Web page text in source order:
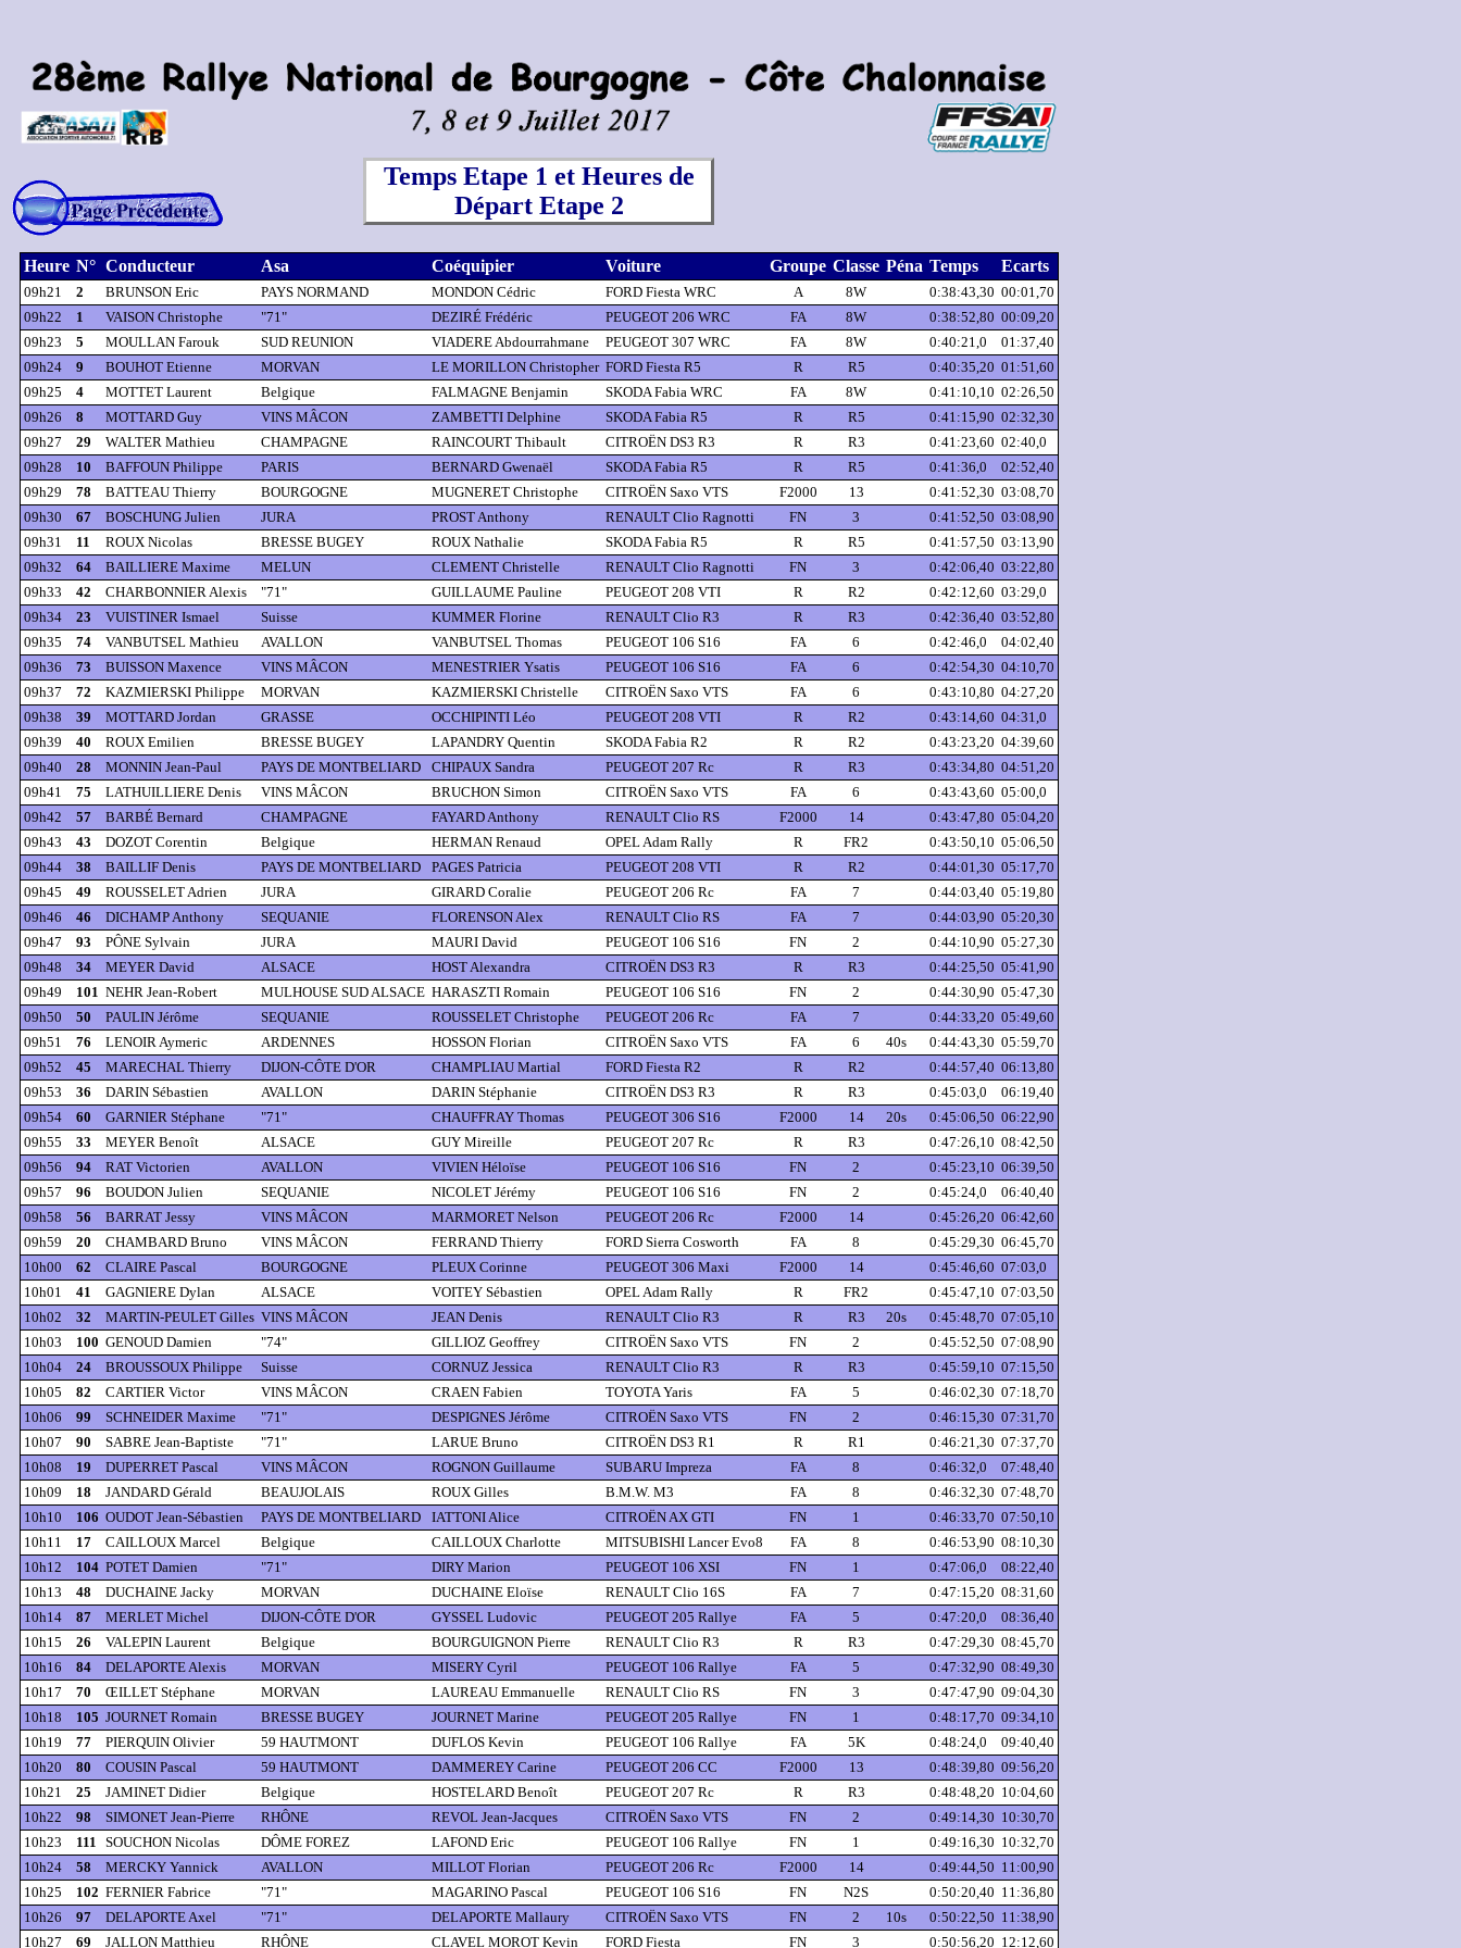
Temps Etape 1 et Heures de
Départ Etape 2
Heure N° Conducteur Asa Coéquipier Voiture Groupe Classe Péna Temps Ecarts
09h21 2 BRUNSON Eric PAYS NORMAND MONDON Cédric FORD Fiesta WRC A 8W 0:38:43,30 00:01,70
09h22
1 VAISON Christophe "71" DEZIRÉ Frédéric PEUGEOT 206 WRC FA 8W 0:38:52,80 00:09,20
09h23
5 MOULLAN Farouk SUD REUNION VIADERE Abdourrahmane PEUGEOT 307 WRC FA 8W 0:40:21,0
01:37,40
09h24
9 BOUHOT Etienne MORVAN LE MORILLON Christopher FORD Fiesta R5 R R5 0:40:35,20 01:51,60
09h25
4 MOTTET Laurent Belgique FALMAGNE Benjamin SKODA Fabia WRC FA 8W 0:41:10,10 02:26,50
09h26
8 MOTTARD Guy VINS MÂCON ZAMBETTI Delphine SKODA Fabia R5 R R5 0:41:15,90 02:32,30
09h27
29 WALTER Mathieu CHAMPAGNE RAINCOURT Thibault CITROËN DS3 R3 R R3 0:41:23,60 02:40,0
09h28
10 BAFFOUN Philippe PARIS BERNARD Gwenaël SKODA Fabia R5 R R5 0:41:36,0
02:52,40
09h29
78 BATTEAU Thierry BOURGOGNE MUGNERET Christophe CITROËN Saxo VTS F2000 13 0:41:52,30 03:08,70
09h30
67 BOSCHUNG Julien JURA PROST Anthony RENAULT Clio Ragnotti FN 3 0:41:52,50 03:08,90
09h31
11 ROUX Nicolas BRESSE BUGEY ROUX Nathalie SKODA Fabia R5 R R5 0:41:57,50 03:13,90
09h32
64 BAILLIERE Maxime MELUN CLEMENT Christelle RENAULT Clio Ragnotti FN 3 0:42:06,40 03:22,80
09h33
42 CHARBONNIER Alexis "71" GUILLAUME Pauline PEUGEOT 208 VTI R R2 0:42:12,60 03:29,0
09h34
23 VUISTINER Ismael Suisse KUMMER Florine RENAULT Clio R3 R R3 0:42:36,40 03:52,80
09h35
74 VANBUTSEL Mathieu AVALLON VANBUTSEL Thomas PEUGEOT 106 S16 FA 6 0:42:46,0
04:02,40
09h36
73 BUISSON Maxence VINS MÂCON MENESTRIER Ysatis PEUGEOT 106 S16 FA 6 0:42:54,30 04:10,70
09h37
72 KAZMIERSKI Philippe MORVAN KAZMIERSKI Christelle CITROËN Saxo VTS FA 6 0:43:10,80 04:27,20
09h38
39 MOTTARD Jordan GRASSE OCCHIPINTI Léo PEUGEOT 208 VTI R R2 0:43:14,60 04:31,0
09h39
40 ROUX Emilien BRESSE BUGEY LAPANDRY Quentin SKODA Fabia R2 R R2 0:43:23,20 04:39,60
09h40
28 MONNIN Jean-Paul PAYS DE MONTBELIARD CHIPAUX Sandra PEUGEOT 207 Rc R R3 0:43:34,80 04:51,20
09h41
75 LATHUILLIERE Denis VINS MÂCON BRUCHON Simon CITROËN Saxo VTS FA 6 0:43:43,60 05:00,0
09h42
57 BARBÉ Bernard CHAMPAGNE FAYARD Anthony RENAULT Clio RS F2000 14 0:43:47,80 05:04,20
09h43
43 DOZOT Corentin Belgique HERMAN Renaud OPEL Adam Rally R FR2 0:43:50,10 05:06,50
09h44
38 BAILLIF Denis PAYS DE MONTBELIARD PAGES Patricia PEUGEOT 208 VTI R R2 0:44:01,30 05:17,70
09h45
49 ROUSSELET Adrien JURA GIRARD Coralie PEUGEOT 206 Rc FA 7 0:44:03,40 05:19,80
09h46
46 DICHAMP Anthony SEQUANIE FLORENSON Alex RENAULT Clio RS FA 7 0:44:03,90 05:20,30
09h47
93 PÔNE Sylvain JURA MAURI David PEUGEOT 106 S16 FN 2 0:44:10,90 05:27,30
09h48
34 MEYER David ALSACE HOST Alexandra CITROËN DS3 R3 R R3 0:44:25,50 05:41,90
09h49
101 NEHR Jean-Robert MULHOUSE SUD ALSACE HARASZTI Romain PEUGEOT 106 S16 FN 2 0:44:30,90 05:47,30
09h50
50 PAULIN Jérôme SEQUANIE ROUSSELET Christophe PEUGEOT 206 Rc FA 7 0:44:33,20 05:49,60
09h51
76 LENOIR Aymeric ARDENNES HOSSON Florian CITROËN Saxo VTS FA 6 40s 0:44:43,30 05:59,70
09h52
45 MARECHAL Thierry DIJON-CÔTE D'OR CHAMPLIAU Martial FORD Fiesta R2 R R2 0:44:57,40 06:13,80
09h53
36 DARIN Sébastien AVALLON DARIN Stéphanie CITROËN DS3 R3 R R3 0:45:03,0
06:19,40
09h54
60 GARNIER Stéphane "71" CHAUFFRAY Thomas PEUGEOT 306 S16 F2000 14 20s 0:45:06,50 06:22,90
09h55
33 MEYER Benoît ALSACE GUY Mireille PEUGEOT 207 Rc R R3 0:47:26,10 08:42,50
09h56
94 RAT Victorien AVALLON VIVIEN Héloïse PEUGEOT 106 S16 FN 2 0:45:23,10 06:39,50
09h57
96 BOUDON Julien SEQUANIE NICOLET Jérémy PEUGEOT 106 S16 FN 2 0:45:24,0
06:40,40
09h58
56 BARRAT Jessy VINS MÂCON MARMORET Nelson PEUGEOT 206 Rc F2000 14 0:45:26,20 06:42,60
09h59
20 CHAMBARD Bruno VINS MÂCON FERRAND Thierry FORD Sierra Cosworth FA 8 0:45:29,30 06:45,70
10h00
62 CLAIRE Pascal BOURGOGNE PLEUX Corinne PEUGEOT 306 Maxi F2000 14 0:45:46,60 07:03,0
10h01
41 GAGNIERE Dylan ALSACE VOITEY Sébastien OPEL Adam Rally R FR2 0:45:47,10 07:03,50
10h02
32 MARTIN-PEULET Gilles VINS MÂCON JEAN Denis RENAULT Clio R3 R R3 20s 0:45:48,70 07:05,10
10h03
100 GENOUD Damien "74" GILLIOZ Geoffrey CITROËN Saxo VTS FN 2 0:45:52,50 07:08,90
10h04
24 BROUSSOUX Philippe Suisse CORNUZ Jessica RENAULT Clio R3 R R3 0:45:59,10 07:15,50
10h05
82 CARTIER Victor VINS MÂCON CRAEN Fabien TOYOTA Yaris FA 5 0:46:02,30 07:18,70
10h06
99 SCHNEIDER Maxime "71" DESPIGNES Jérôme CITROËN Saxo VTS FN 2 0:46:15,30 07:31,70
10h07
90 SABRE Jean-Baptiste "71" LARUE Bruno CITROËN DS3 R1 R R1 0:46:21,30 07:37,70
10h08
19 DUPERRET Pascal VINS MÂCON ROGNON Guillaume SUBARU Impreza FA 8 0:46:32,0
07:48,40
10h09
18 JANDARD Gérald BEAUJOLAIS ROUX Gilles B.M.W. M3 FA 8 0:46:32,30 07:48,70
10h10
106 OUDOT Jean-Sébastien PAYS DE MONTBELIARD IATTONI Alice CITROËN AX GTI FN 1 0:46:33,70 07:50,10
10h11
17 CAILLOUX Marcel Belgique CAILLOUX Charlotte MITSUBISHI Lancer Evo8 FA 8 0:46:53,90 08:10,30
10h12
104 POTET Damien "71" DIRY Marion PEUGEOT 106 XSI FN 1 0:47:06,0
08:22,40
10h13
48 DUCHAINE Jacky MORVAN DUCHAINE Eloïse RENAULT Clio 16S FA 7 0:47:15,20 08:31,60
10h14
87 MERLET Michel DIJON-CÔTE D'OR GYSSEL Ludovic PEUGEOT 205 Rallye FA 5 0:47:20,0
08:36,40
10h15
26 VALEPIN Laurent Belgique BOURGUIGNON Pierre RENAULT Clio R3 R R3 0:47:29,30 08:45,70
10h16
84 DELAPORTE Alexis MORVAN MISERY Cyril PEUGEOT 106 Rallye FA 5 0:47:32,90 08:49,30
10h17
70 ŒILLET Stéphane MORVAN LAUREAU Emmanuelle RENAULT Clio RS FN 3 0:47:47,90 09:04,30
10h18
105 JOURNET Romain BRESSE BUGEY JOURNET Marine PEUGEOT 205 Rallye FN 1 0:48:17,70 09:34,10
10h19
77 PIERQUIN Olivier 59 HAUTMONT DUFLOS Kevin PEUGEOT 106 Rallye FA 5K 0:48:24,0
09:40,40
10h20
80 COUSIN Pascal 59 HAUTMONT DAMMEREY Carine PEUGEOT 206 CC F2000 13 0:48:39,80 09:56,20
10h21
25 JAMINET Didier Belgique HOSTELARD Benoît PEUGEOT 207 Rc R R3 0:48:48,20 10:04,60
10h22
98 SIMONET Jean-Pierre RHÔNE REVOL Jean-Jacques CITROËN Saxo VTS FN 2 0:49:14,30 10:30,70
10h23
111 SOUCHON Nicolas DÔME FOREZ LAFOND Eric PEUGEOT 106 Rallye FN 1 0:49:16,30 10:32,70
10h24
58 MERCKY Yannick AVALLON MILLOT Florian PEUGEOT 206 Rc F2000 14 0:49:44,50 11:00,90
10h25
102 FERNIER Fabrice "71" MAGARINO Pascal PEUGEOT 106 S16 FN N2S 0:50:20,40 11:36,80
10h26
97 DELAPORTE Axel "71" DELAPORTE Mallaury CITROËN Saxo VTS FN 2 10s 0:50:22,50 11:38,90
10h27
69 JALLON Matthieu RHÔNE CLAVEL MOROT Kevin FORD Fiesta FN 3 0:50:56,20 12:12,60